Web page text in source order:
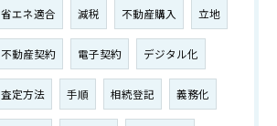
省エネ適合 減税 不動産購入 立地
不動産契約 電子契約 デジタル化
査定方法 手順 相続登記 義務化